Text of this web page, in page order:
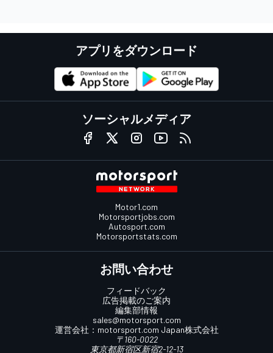
アプリをダウンロード
ソーシャルメディア
Motor1.com
Motorsportjobs.com
Autosport.com
Motorsportstats.com
お問い合わせ
フィードバック
広告掲載のご案内
編集部情報
sales@motorsport.com
運営会社： motorsport.com Japan株式会社
〒160-0022
東京都新宿区新宿2-12-13